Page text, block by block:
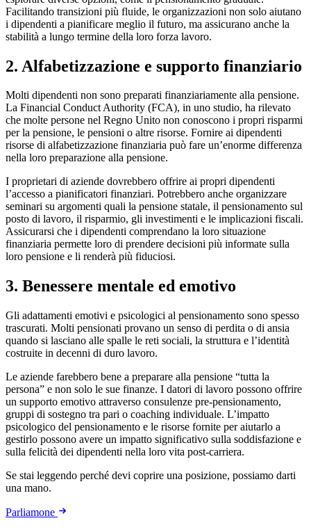
Facilitando transizioni più fluide, le organizzazioni non solo aiutano
i dipendenti a pianificare meglio il futuro, ma assicurano anche la
stabilità a lungo termine della loro forza lavoro.
2. Alfabetizzazione e supporto finanziario
Molti dipendenti non sono preparati finanziariamente alla pensione.
La Financial Conduct Authority (FCA), in uno studio, ha rilevato
che molte persone nel Regno Unito non conoscono i propri risparmi
per la pensione, le pensioni o altre risorse. Fornire ai dipendenti
risorse di alfabetizzazione finanziaria può fare un’enorme differenza
nella loro preparazione alla pensione.
I proprietari di aziende dovrebbero offrire ai propri dipendenti
l’accesso a pianificatori finanziari. Potrebbero anche organizzare
seminari su argomenti quali la pensione statale, il pensionamento sul
posto di lavoro, il risparmio, gli investimenti e le implicazioni fiscali.
Assicurarsi che i dipendenti comprendano la loro situazione
finanziaria permette loro di prendere decisioni più informate sulla
loro pensione e li renderà più fiduciosi.
3. Benessere mentale ed emotivo
Gli adattamenti emotivi e psicologici al pensionamento sono spesso
trascurati. Molti pensionati provano un senso di perdita o di ansia
quando si lasciano alle spalle le reti sociali, la struttura e l’identità
costruite in decenni di duro lavoro.
Le aziende farebbero bene a preparare alla pensione “tutta la
persona” e non solo le sue finanze. I datori di lavoro possono offrire
un supporto emotivo attraverso consulenze pre-pensionamento,
gruppi di sostegno tra pari o coaching individuale. L’impatto
psicologico del pensionamento e le risorse fornite per aiutarlo a
gestirlo possono avere un impatto significativo sulla soddisfazione e
sulla felicità dei dipendenti nella loro vita post-carriera.
Se stai leggendo perché devi coprire una posizione, possiamo darti
una mano.
Parliamone